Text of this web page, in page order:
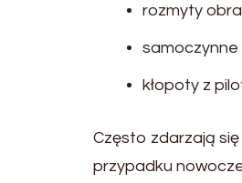
rozmyty
samoczynne
kłopoty z
Często zdarzają się
przypadku